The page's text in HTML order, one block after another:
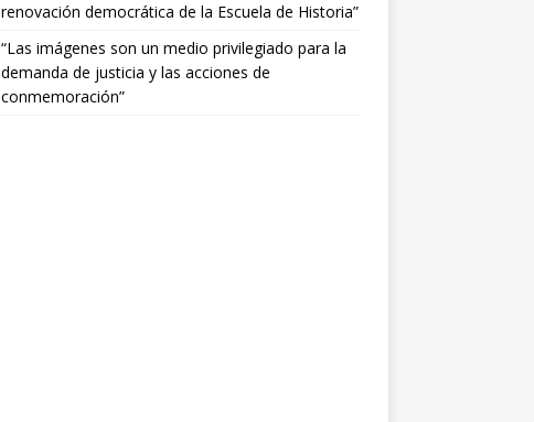
renovación democrática de la Escuela de Historia”
“Las imágenes son un medio privilegiado para la
demanda de justicia y las acciones de
conmemoración”